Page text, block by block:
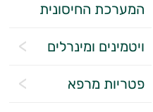
המערכת החיסונית
ויטמינים ומינרלים
פטריות מרפא